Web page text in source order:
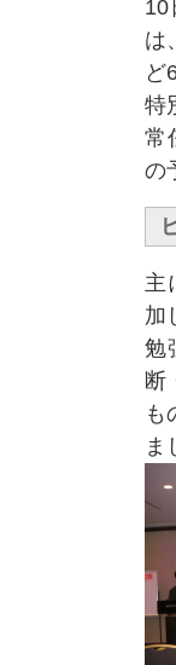
10
は
ど
特
常
の
主
加
勉
断
も
ま